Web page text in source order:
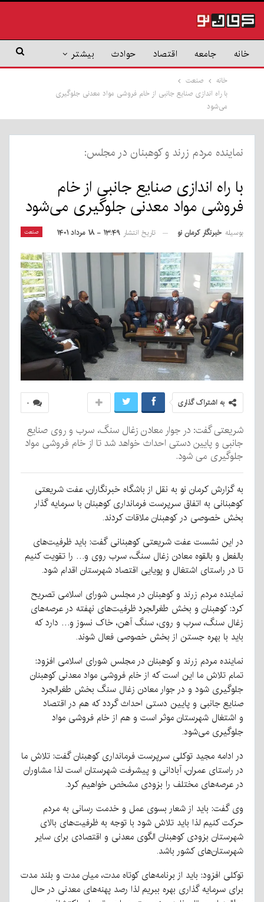
خانه جامعه اقتصاد حوادث بیشتر
خانه
صنعت
با راه اندازی صنایع جانبی از خام فروشی مواد معدنی جلوگیری
می‌شود
نماینده مردم زرند و کوهبنان در مجلس:
با راه اندازی صنایع جانبی از خام
فروشی مواد معدنی جلوگیری می‌شود
صنعت بوسیله خبرنگار کرمان نو تاریخ انتشار ۱۳:۴۹ - ۱۸ مرداد ۱۴۰۱
۰ به اشتراک گذاری
شریعتی گفت: در جوار معادن زغال سنگ، سرب و روی صنایع
جانبی و پایین دستی احداث خواهد شد تا از خام فروشی مواد
جلوگیری می شود.
به گزارش کرمان نو به نقل از باشگاه خبرنگاران، عفت شریعتی
کوهبنانی به اتفاق سرپرست فرمانداری کوهبنان با سرمایه گذار
بخش خصوصی در کوهبنان ملاقات کردند.
در این نشست عفت شریعتی کوهبنانی گفت: باید ظرفیت‌های
بالفعل و بالقوه معادن زغال سنگ، سرب روی و… را تقویت کنیم
تا در راستای اشتغال و پویایی اقتصاد شهرستان اقدام شود.
نماینده مردم زرند و کوهبنان در مجلس شورای اسلامی تصریح
کرد: کوهبنان و بخش طغرالجرد ظرفیت‌های نهفته در عرصه‌های
زغال سنگ، سرب و روی، سنگ آهن، خاک نسوز و… دارد که
باید با بهره جستن از بخش خصوصی فعال شوند.
نماینده مردم زرند و کوهبنان در مجلس شورای اسلامی افزود:
تمام تلاش ما این است که از خام فروشی مواد معدنی کوهبنان
جلوگیری شود و در جوار معادن زغال سنگ بخش طغرالجرد
صنایع جانبی و پایین دستی احداث گردد که هم در اقتصاد
و اشتغال شهرستان موثر است و هم از خام فروشی مواد
جلوگیری می‌شود.
در ادامه مجید توکلی سرپرست فرمانداری کوهبنان گفت: تلاش ما
در راستای عمران، آبادانی و پیشرفت شهرستان است لذا مشاوران
در عرصه‌های مختلف را بزودی مشخص خواهیم کرد.
وی گفت: باید از شعار بسوی عمل و خدمت رسانی به مردم
حرکت کنیم لذا باید تلاش شود با توجه به ظرفیت‌های بالای
شهرستان بزودی کوهبنان الگوی معدنی و اقتصادی برای سایر
شهرستان‌های کشور باشد.
توکلی افزود: باید از برنامه‌های کوتاه مدت، میان مدت و بلند مدت
برای سرمایه گذاری بهره ببریم لذا رصد پهنه‌های معدنی در حال